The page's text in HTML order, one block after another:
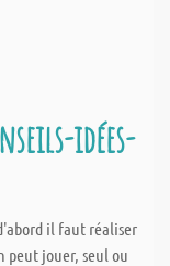
idées-
il faut réaliser
peut jouer, seul ou